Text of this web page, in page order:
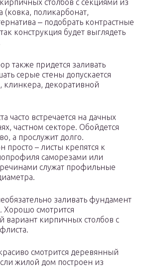
столбов с секциями из
(ковка, поликарбонат,
‒ подобрать контрастные
конструкция будет выглядеть
также придется заливать
серые стены допускается
клинкера, декоративной
часто встречается на дачных
частном секторе. Обойдется
а прослужит долго.
просто – листы крепятся к
саморезами или
служат профильные
заливать фундамент
смотрится
кирпичных столбов с
смотрится деревянный
жилой дом построен из